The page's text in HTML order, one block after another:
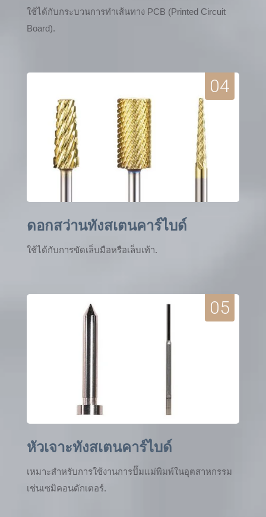
ใช้ได้กับกระบวนการทำเส้นทาง PCB (Printed Circuit
Board).
04
ดอกสว่านทังสเตนคาร์ไบด์
ใช้ได้กับการขัดเล็บมือหรือเล็บเท้า.
05
หัวเจาะทังสเตนคาร์ไบด์
เหมาะสำหรับการใช้งานการปั๊มแม่พิมพ์ในอุตสาหกรรม
เช่นเซมิคอนดักเตอร์.